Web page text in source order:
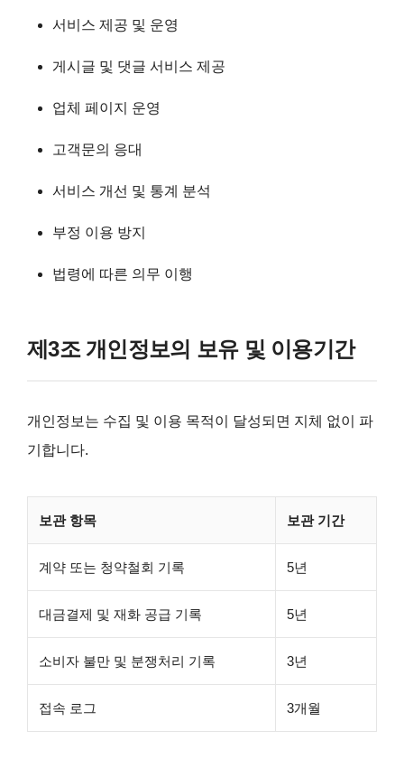
서비스 제공 및 운영
게시글 및 댓글 서비스 제공
업체 페이지 운영
고객문의 응대
서비스 개선 및 통계 분석
부정 이용 방지
법령에 따른 의무 이행
제3조 개인정보의 보유 및 이용기간
개인정보는 수집 및 이용 목적이 달성되면 지체 없이 파
기합니다.
보관 항목 보관 기간
계약 또는 청약철회 기록 5년
대금결제 및 재화 공급 기록 5년
소비자 불만 및 분쟁처리 기록 3년
접속 로그 3개월